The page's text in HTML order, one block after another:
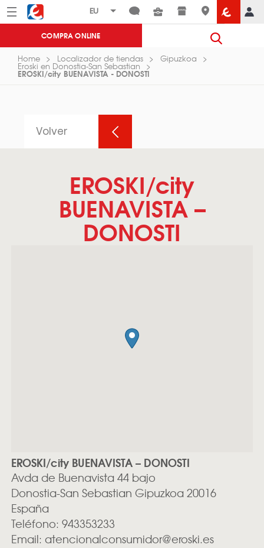
Menú Eroski
COMPRA ONLINE
Home Localizador de tiendas Gipuzkoa
Eroski en Donostia-San Sebastian
EROSKI/city BUENAVISTA - DONOSTI
Volver
EROSKI/city
BUENAVISTA –
DONOSTI
EROSKI/city BUENAVISTA – DONOSTI
Avda de Buenavista 44 bajo
Donostia-San Sebastian Gipuzkoa 20016
España
Teléfono: 943353233
Email: atencionalconsumidor@eroski.es